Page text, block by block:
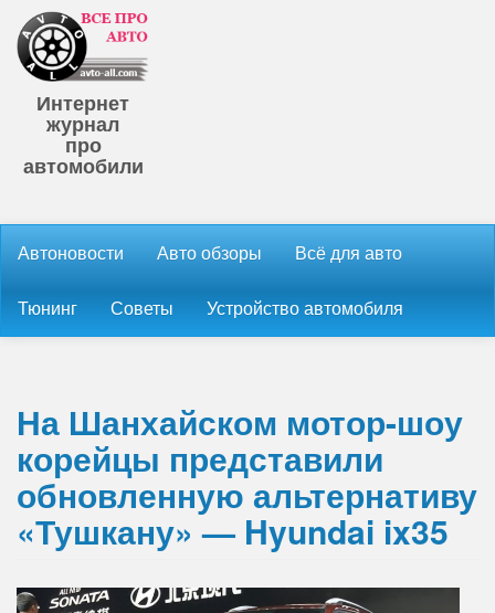
Интернет
журнал
про
автомобили
Автоновости Авто обзоры Всё для авто
Тюнинг Советы Устройство автомобиля
На Шанхайском мотор-шоу
корейцы представили
обновленную альтернативу
«Тушкану» — Hyundai ix35